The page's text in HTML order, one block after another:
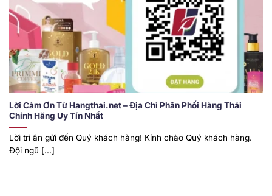
Lời Cảm Ơn Từ Hangthai.net – Địa Chỉ Phân Phối Hàng Thái
Chính Hãng Uy Tín Nhất
Lời tri ân gửi đến Quý khách hàng! Kính chào Quý khách hàng.
Đội ngũ [...]